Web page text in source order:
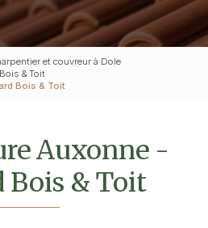
et couvreur à Dole
& Toit
Bois & Toit
Auxonne -
Bois & Toit